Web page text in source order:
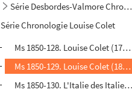
Série Desbordes-Valmore
Série Chronologie Louise Colet
Ms 1850-128. Louise Colet
Ms 1850-129. Louise Colet
Ms 1850-130. L'Italie des